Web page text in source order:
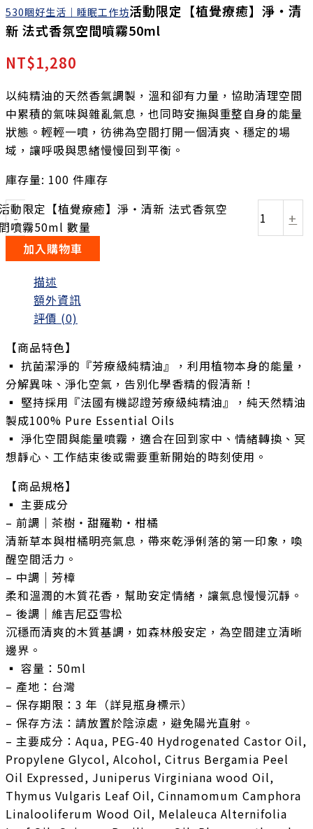
530睏好生活｜睡眠工作坊活動限定【植覺療癒】淨‧清
新 法式香氛空間噴霧50ml
NT$1,280
以純精油的天然香氣調製，溫和卻有力量，協助清理空間
中累積的氣味與雜亂氣息，也同時安撫與重整自身的能量
狀態。輕輕一噴，彷彿為空間打開一個清爽、穩定的場
域，讓呼吸與思緒慢慢回到平衡。
庫存量: 100 件庫存
-
動限定【植覺療癒】淨‧清新 法式香氛空
噴霧50ml 數量
+
加入購物車
描述
額外資訊
評價 (0)
【商品特色】
▪️ 抗菌潔淨的『芳療級純精油』，利用植物本身的能量，
分解異味、淨化空氣，告別化學香精的假清新！
▪️ 堅持採用『法國有機認證芳療級純精油』，純天然精油
製成100% Pure Essential Oils
▪️ 淨化空間與能量噴霧，適合在回到家中、情緒轉換、冥
想靜心、工作結束後或需要重新開始的時刻使用。
【商品規格】
▪️ 主要成分
– 前調｜茶樹・甜羅勒・柑橘
清新草本與柑橘明亮氣息，帶來乾淨俐落的第一印象，喚
醒空間活力。
– 中調｜芳樟
柔和溫潤的木質花香，幫助安定情緒，讓氣息慢慢沉靜。
– 後調｜維吉尼亞雪松
沉穩而清爽的木質基調，如森林般安定，為空間建立清晰
邊界。
▪️ 容量：50ml
– 產地：台灣
– 保存期限：3 年（詳見瓶身標示）
– 保存方法：請放置於陰涼處，避免陽光直射。
– 主要成分：Aqua, PEG-40 Hydrogenated Castor Oil,
Propylene Glycol, Alcohol, Citrus Bergamia Peel
Oil Expressed, Juniperus Virginiana wood Oil,
Thymus Vulgaris Leaf Oil, Cinnamomum Camphora
Linalooliferum Wood Oil, Melaleuca Alternifolia